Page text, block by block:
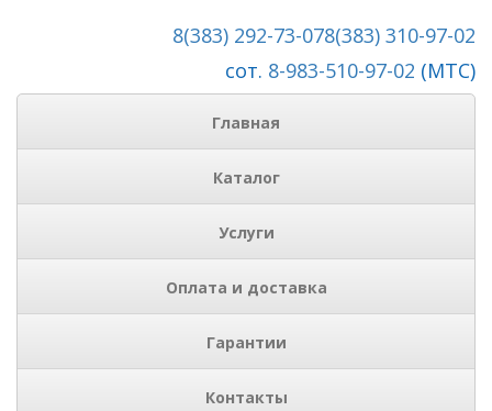
8(383) 310-97-02
8(383) 292-73-07
сот. 8-983-510-97-02 (МТС)
Главная
Каталог
Услуги
Оплата и доставка
Гарантии
Контакты